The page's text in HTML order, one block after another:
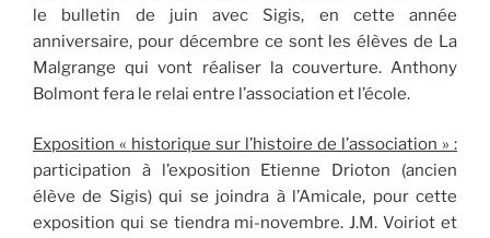
le bulletin de juin avec Sigis, en cette année
anniversaire, pour décembre ce sont les élèves de La
Malgrange qui vont réaliser la couverture. Anthony
Bolmont fera le relai entre l’association et l’école.
Exposition « historique sur l’histoire de l’association » :
participation à l’exposition Etienne Drioton (ancien
élève de Sigis) qui se joindra à l’Amicale, pour cette
exposition qui se tiendra mi-novembre. J.M. Voiriot et